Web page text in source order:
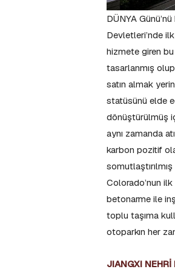
DÜNYA
Devletleri’nde
hizmete giren
tasarlanmış
satın almak
statüsünü elde
dönüştürülmüş
aynı zamanda
karbon pozitif
Colorado’nun
betonarme ile
toplu taşıma
otoparkın her
JIANGXI NEHRİ